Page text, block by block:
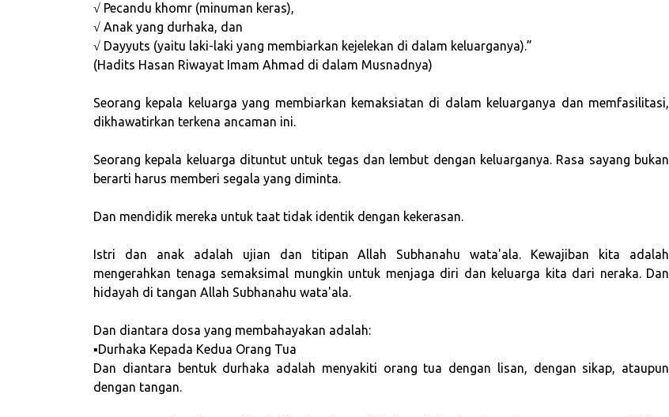
√ Pecandu khomr (minuman keras),
√ Anak yang durhaka, dan
√ Dayyuts (yaitu laki-laki yang membiarkan kejelekan di dalam keluarganya).”
(Hadits Hasan Riwayat Imam Ahmad di dalam Musnadnya)
Seorang kepala keluarga yang membiarkan kemaksiatan di dalam keluarganya dan memfasilitasi,
dikhawatirkan terkena ancaman ini.
Seorang kepala keluarga dituntut untuk tegas dan lembut dengan keluarganya. Rasa sayang bukan
berarti harus memberi segala yang diminta.
Dan mendidik mereka untuk taat tidak identik dengan kekerasan.
Istri dan anak adalah ujian dan titipan Allah Subhanahu wata'ala. Kewajiban kita adalah
mengerahkan tenaga semaksimal mungkin untuk menjaga diri dan keluarga kita dari neraka. Dan
hidayah di tangan Allah Subhanahu wata'ala.
Dan diantara dosa yang membahayakan adalah:
▪Durhaka Kepada Kedua Orang Tua
Dan diantara bentuk durhaka adalah menyakiti orang tua dengan lisan, dengan sikap, ataupun
dengan tangan.